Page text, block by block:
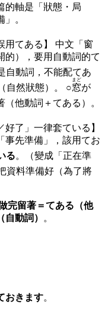
的軸是「狀態・局
。
用てある】 中文「窗
的），要用自動詞的て
自動詞，不能配てあ
自然狀態）。 ○窓
まど
が
他動詞＋てある）。
了」一律套ている】
事先準備」，該用てお
る。（變成「正在準
資料準備好（為了將
完留著＝てある（他
動詞）
。
おきます。